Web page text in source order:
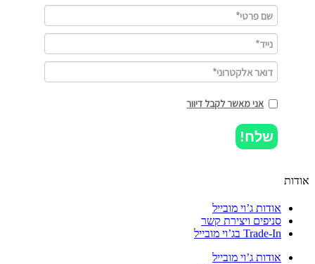
אני מאשר לקבל דיוור
שלח!
אודות ג’וי מובייל
סניפים ויצירת קשר
Trade-In בג’וי מובייל
אודות ג’וי מובייל